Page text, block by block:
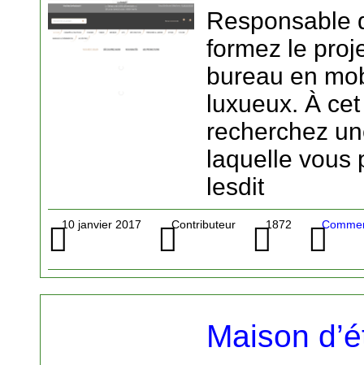
Responsable
formez le
bureau en
luxueux. À
recherchez
laquelle vous
lesdit
10 janvier 2017 Contributeur 1872
Maison